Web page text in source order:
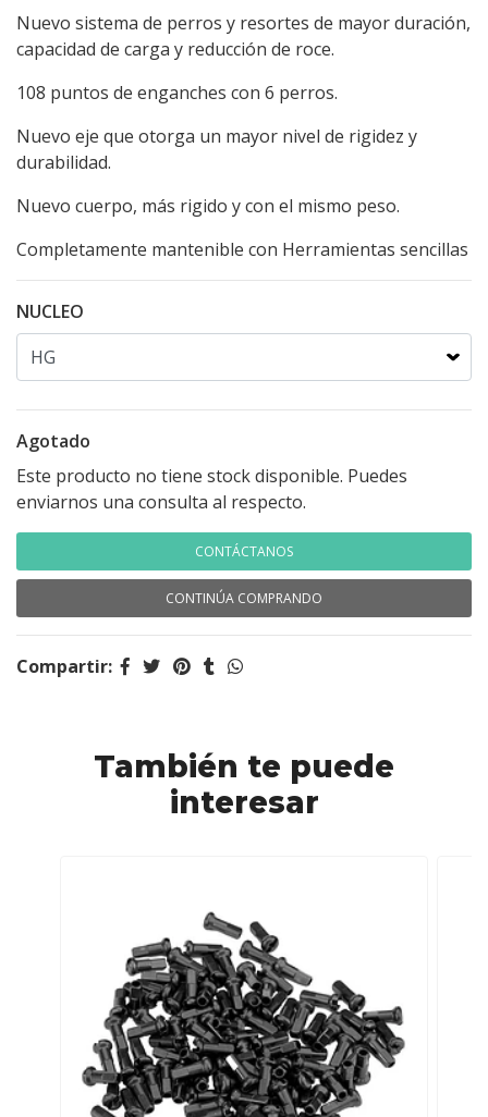
Nuevo sistema de perros y resortes de mayor duración,
capacidad de carga y reducción de roce.
108 puntos de enganches con 6 perros.
Nuevo eje que otorga un mayor nivel de rigidez y
durabilidad.
Nuevo cuerpo, más rigido y con el mismo peso.
Completamente mantenible con Herramientas sencillas
NUCLEO
Agotado
Este producto no tiene stock disponible. Puedes
enviarnos una consulta al respecto.
CONTÁCTANOS
CONTINÚA COMPRANDO
Compartir:
También te puede
interesar